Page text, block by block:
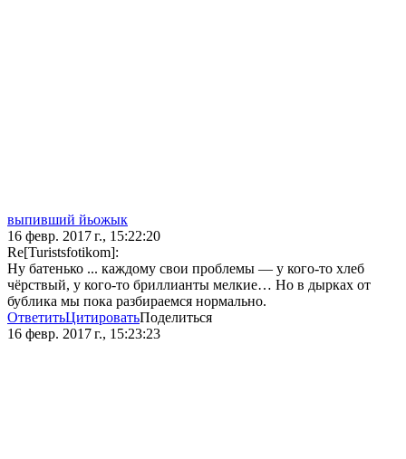
выпивший йьожык
16 февр. 2017 г., 15:22:20
Re[Turistsfotikom]:
Ну батенько ... каждому свои проблемы — у кого-то хлеб
чёрствый, у кого-то бриллианты мелкие… Но в дырках от
бублика мы пока разбираемся нормально.
ОтветитьЦитироватьПоделиться
16 февр. 2017 г., 15:23:23